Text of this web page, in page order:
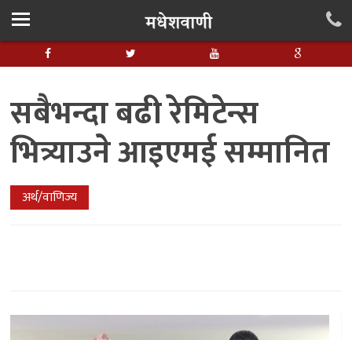
सबैभन्दा बढी रेमिटेन्स
भित्र्याउने आइएमई सम्मानित
अर्थ/वाणिज्य